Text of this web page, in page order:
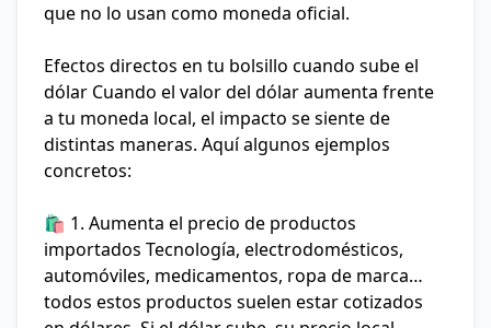
que no lo usan como moneda oficial.
Efectos directos en tu bolsillo cuando sube el
dólar Cuando el valor del dólar aumenta frente
a tu moneda local, el impacto se siente de
distintas maneras. Aquí algunos ejemplos
concretos:
🛍️ 1. Aumenta el precio de productos
importados Tecnología, electrodomésticos,
automóviles, medicamentos, ropa de marca…
todos estos productos suelen estar cotizados